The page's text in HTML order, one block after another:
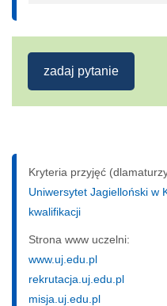
zadaj pytanie
Kryteria przyjęć
Uniwersytet Jagielloński w
kwalifikacji
Strona www uczelni:
www.uj.edu.pl
rekrutacja.uj.edu.pl
misja.uj.edu.pl